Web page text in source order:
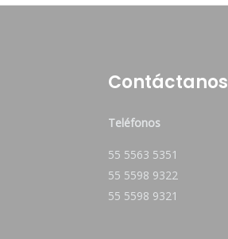
Contáctanos
Teléfonos
55 5563 5351
55 5598 9322
55 5598 9321